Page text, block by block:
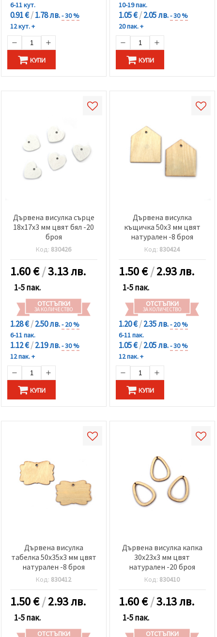
6-11 кут.
0.91 €/1.78 лв.- 30 %
12 кут. +
КУПИ
10-19 пак.
1.05 €/2.05 лв.- 30 %
20 пак. +
КУПИ
Дървена висулка сърце
18x17x3 мм цвят бял -20
броя
Код: 830426
1.60€/3.13 лв.
1-5 пак.
ОТСТЪПКИ
ЗА КОЛИЧЕСТВО
1.28 €/2.50 лв.- 20 %
6-11 пак.
1.12 €/2.19 лв.- 30 %
12 пак. +
КУПИ
Дървена висулка
къщичка 50x3 мм цвят
натурален -8 броя
Код: 830424
1.50€/2.93 лв.
1-5 пак.
ОТСТЪПКИ
ЗА КОЛИЧЕСТВО
1.20 €/2.35 лв.- 20 %
6-11 пак.
1.05 €/2.05 лв.- 30 %
12 пак. +
КУПИ
Дървена висулка
табелка 50x35x3 мм цвят
натурален -8 броя
Код: 830412
1.50€/2.93 лв.
1-5 пак.
ОТСТЪПКИ
Дървена висулка капка
30x23x3 мм цвят
натурален -20 броя
Код: 830410
1.60€/3.13 лв.
1-5 пак.
ОТСТЪПКИ